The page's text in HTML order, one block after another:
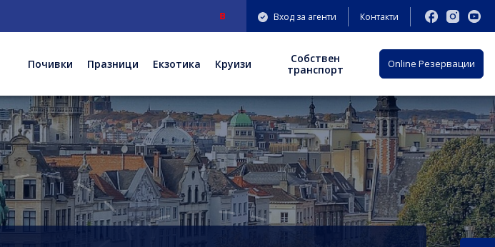
: Нов адрес на офис София: бул. "Княгиня Мария Луиза" 9-11 ет.3;
Вход за агенти Контакти
Почивки Празници Екзотика Круизи
Собствен
транспорт
Оnline Резервации